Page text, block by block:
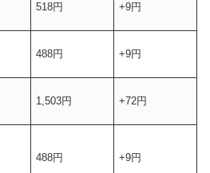
518円 +9円
488円 +9円
1,503円 +72円
488円 +9円